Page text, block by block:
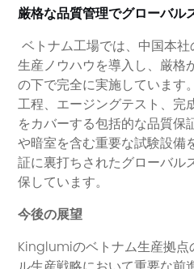
厳格な品質管理でグローバル
ベトナム工場では、中国本社
生産ノウハウを導入し、厳格
の下で完全に実施しています
工程、エージングテスト、完
をカバーする包括的な品質保
や暗室を含む重要な試験設備
証に裏打ちされたグローバル
保しています。
今後の展望
Kinglumiのベトナム生産拠